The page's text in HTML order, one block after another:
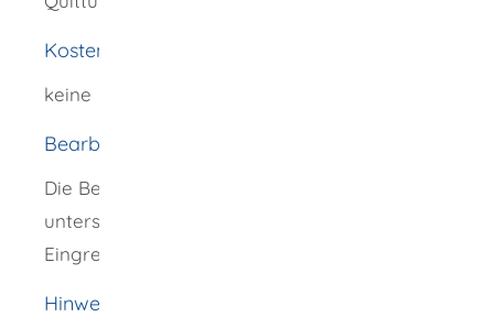
Kosten
keine
Bearbeitungsdauer
Die Bearbeitungszeit hängt von
unterschiedlichen Faktoren ab. Eine zeitliche
Eingrenzung ist nicht möglich.
Hinweise